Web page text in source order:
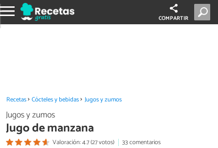
COMPARTIR
Recetas Cócteles y bebidas Jugos y zumos
Jugos y zumos
Jugo de manzana
Valoración: 4.7 (27 votos)
33 comentarios